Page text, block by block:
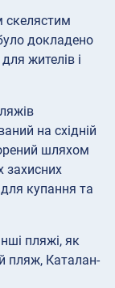
скелястим
докладено
жителів і
на східній
шляхом
захисних
купання та
пляжі, як
пляж, Каталан-